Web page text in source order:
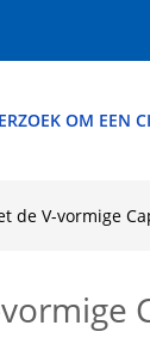
OM EEN
de V-vormige